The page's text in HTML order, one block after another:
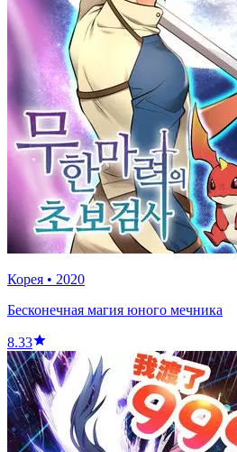
Корея • 2020
Бесконечная магия юного мечника
8.33